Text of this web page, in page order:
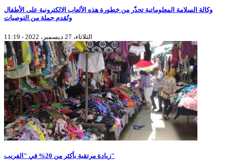
وكالة السلامة المعلوماتية تحذّر من خطورة هذه الألعاب الالكترونية على الأطفال
وتُقدم جملة من التوصيات
الثلاثاء، 27 ديسمبر، 2022 - 11:19
زيادة مرتقبة بأكثر من 20% في "الفريب"